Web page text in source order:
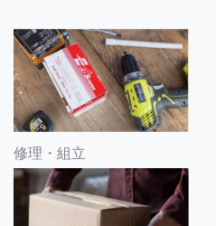
修理・組立